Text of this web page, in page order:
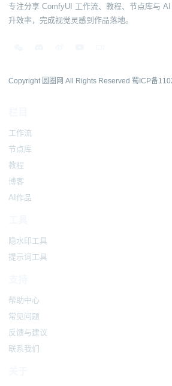
专注分享 ComfyUI 工作流、教程、节点库与
升效率，完成视觉灵感到作品落地。
Copyright 圆圈网 All Rights Reserved 蜀ICP备
工作流
节点库
教程
博客
AI作品
隐水印工具
提示词工具
帮助中心
常见问题
反馈与建议
联系我们